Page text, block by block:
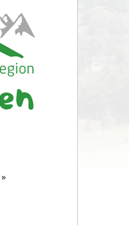
»